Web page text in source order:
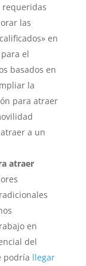
las
en
el
basados en
la
para atraer
a un
atraer
en
del
podría llegar